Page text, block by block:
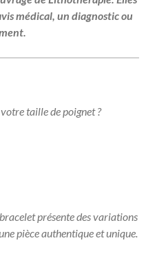
médical, un diagnostic ou
taille de poignet ?
présente des variations
pièce authentique et unique.